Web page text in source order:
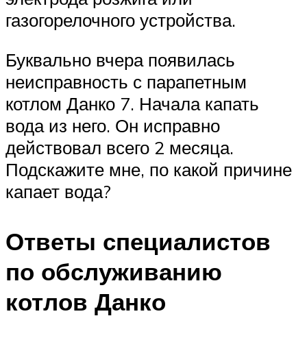
газогорелочного устройства.
Буквально вчера появилась
неисправность с парапетным
котлом Данко 7. Начала капать
вода из него. Он исправно
действовал всего 2 месяца.
Подскажите мне, по какой причине
капает вода?
Ответы специалистов
по обслуживанию
котлов Данко